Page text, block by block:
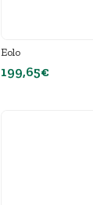
Eolo
199,65€